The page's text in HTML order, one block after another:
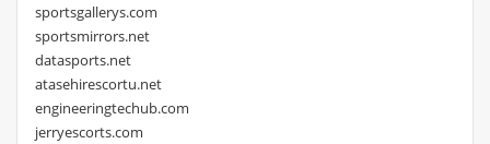
sportsgallerys.com
sportsmirrors.net
datasports.net
atasehirescortu.net
engineeringtechub.com
jerryescorts.com